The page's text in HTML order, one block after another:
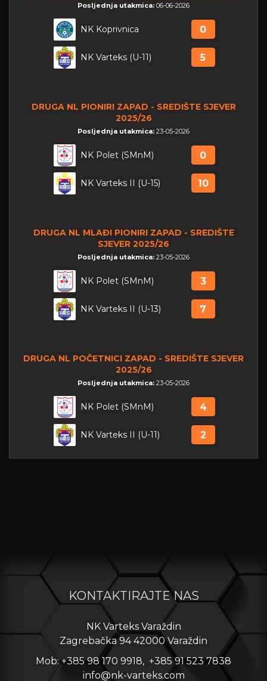
Posljednja utakmica: 06-06-2026
NK Koprivnica 0
NK Varteks (U-11) 5
DRUGA NL PIONIRI ZAPAD - SREDIŠTE SJEVER
2025/26
Posljednja utakmica: 23-05-2026
NK Polet (SMnM) 0
NK Varteks II (U-15) 10
DRUGA NL MLAĐI PIONIRI ZAPAD - SREDIŠTE
SJEVER 2025/26
Posljednja utakmica: 23-05-2026
NK Polet (SMnM) 3
NK Varteks II (U-13) 7
DRUGA NL POČETNICI ZAPAD - SREDIŠTE SJEVER
2025/26
Posljednja utakmica: 23-05-2026
NK Polet (SMnM) 4
NK Varteks II (U-11) 2
KONTAKTIRAJTE NAS
NK Varteks Varaždin
Zagrebačka 94 42000 Varaždin
Mob: +385 98 170 9918, +385 91 523 7838
info@nk-varteks.com